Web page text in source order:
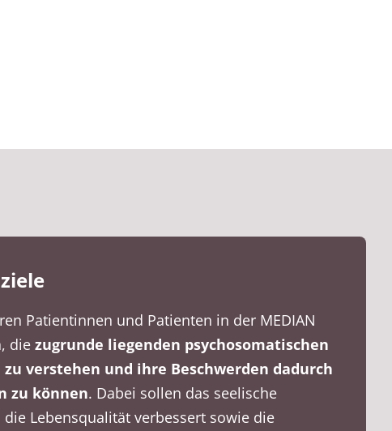
Patientinnen und Patienten in der MEDIAN
die zugrunde liegenden psychosomatischen
verstehen und ihre Beschwerden dadurch
zu können. Dabei sollen das seelische
Lebensqualität verbessert sowie die